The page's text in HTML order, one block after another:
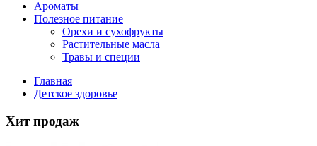
Ароматы
Полезное питание
Орехи и сухофрукты
Растительные масла
Травы и специи
Главная
Детское здоровье
Хит продаж